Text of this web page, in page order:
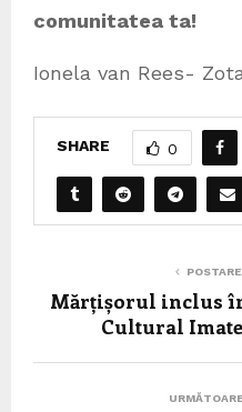
comunitatea ta!
Ionela van Rees-
SHARE 0
Mărțișorul inclus
Cultural